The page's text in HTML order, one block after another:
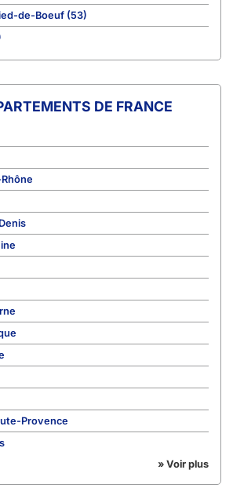
de-Boeuf (53)
DE FRANCE
Provence
» Voir plus